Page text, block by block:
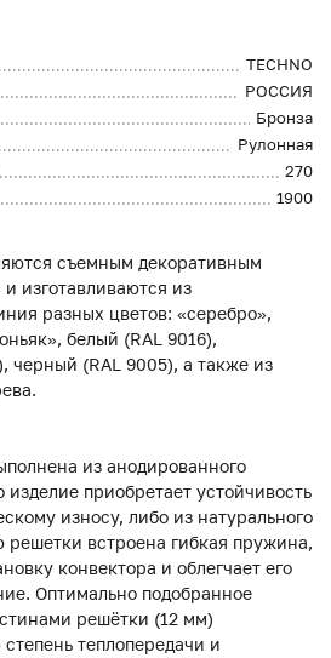
TECHNO
РОССИЯ
Бронза
Рулонная
270
1900
съемным декоративным
изготавливаются из
разных цветов: «серебро»,
белый (RAL 9016),
черный (RAL 9005), а также из
из анодированного
приобретает устойчивость
износу, либо из натурального
решетки встроена гибкая пружина,
конвектора и облегчает его
Оптимально подобранное
решётки (12 мм)
теплопередачи и